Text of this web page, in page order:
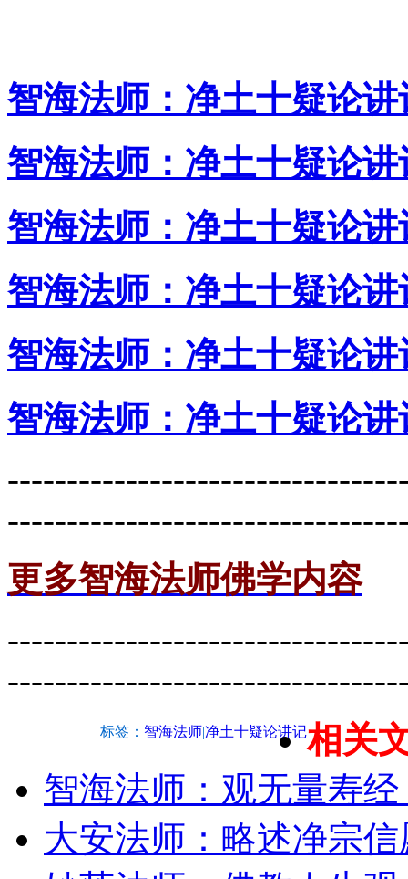
智海法师：净土十疑论讲
智海法师：净土十疑论讲
智海法师：净土十疑论讲
智海法师：净土十疑论讲
智海法师：净土十疑论讲
智海法师：净土十疑论讲
更多智海法师佛学内容
标签： 智海法师|净土十疑论讲记相关
智海法师：观无量寿
大安法师：略述净宗